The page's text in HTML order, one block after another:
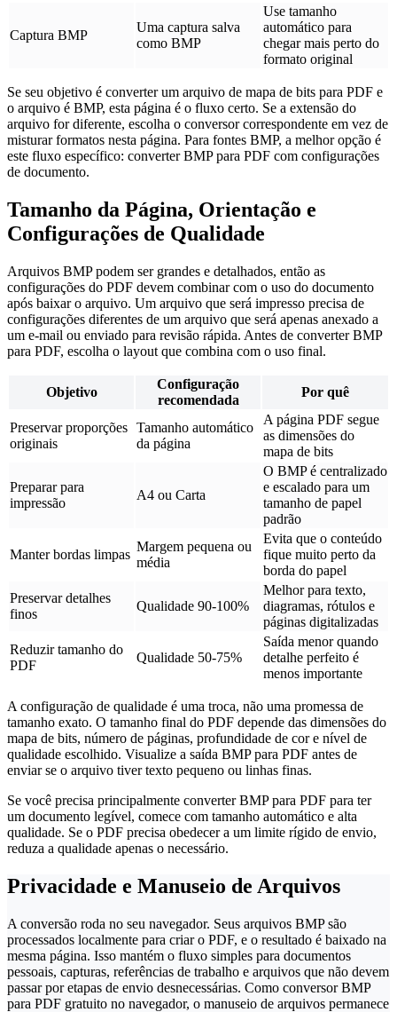
Captura BMP
Uma captura salva
como BMP
Use tamanho
automático para
chegar mais perto do
formato original
Se seu objetivo é converter um arquivo de mapa de bits para PDF e
o arquivo é BMP, esta página é o fluxo certo. Se a extensão do
arquivo for diferente, escolha o conversor correspondente em vez de
misturar formatos nesta página. Para fontes BMP, a melhor opção é
este fluxo específico: converter BMP para PDF com configurações
de documento.
Tamanho da Página, Orientação e
Configurações de Qualidade
Arquivos BMP podem ser grandes e detalhados, então as
configurações do PDF devem combinar com o uso do documento
após baixar o arquivo. Um arquivo que será impresso precisa de
configurações diferentes de um arquivo que será apenas anexado a
um e-mail ou enviado para revisão rápida. Antes de converter BMP
para PDF, escolha o layout que combina com o uso final.
Objetivo
Configuração
recomendada
Por quê
Preservar proporções
originais
Tamanho automático
da página
A página PDF segue
as dimensões do
mapa de bits
Preparar para
impressão
A4 ou Carta
O BMP é centralizado
e escalado para um
tamanho de papel
padrão
Manter bordas limpas
Margem pequena ou
média
Evita que o conteúdo
fique muito perto da
borda do papel
Preservar detalhes
finos
Qualidade 90-100%
Melhor para texto,
diagramas, rótulos e
páginas digitalizadas
Reduzir tamanho do
PDF
Qualidade 50-75%
Saída menor quando
detalhe perfeito é
menos importante
A configuração de qualidade é uma troca, não uma promessa de
tamanho exato. O tamanho final do PDF depende das dimensões do
mapa de bits, número de páginas, profundidade de cor e nível de
qualidade escolhido. Visualize a saída BMP para PDF antes de
enviar se o arquivo tiver texto pequeno ou linhas finas.
Se você precisa principalmente converter BMP para PDF para ter
um documento legível, comece com tamanho automático e alta
qualidade. Se o PDF precisa obedecer a um limite rígido de envio,
reduza a qualidade apenas o necessário.
Privacidade e Manuseio de Arquivos
A conversão roda no seu navegador. Seus arquivos BMP são
processados localmente para criar o PDF, e o resultado é baixado na
mesma página. Isso mantém o fluxo simples para documentos
pessoais, capturas, referências de trabalho e arquivos que não devem
passar por etapas de envio desnecessárias. Como conversor BMP
para PDF gratuito no navegador, o manuseio de arquivos permanece